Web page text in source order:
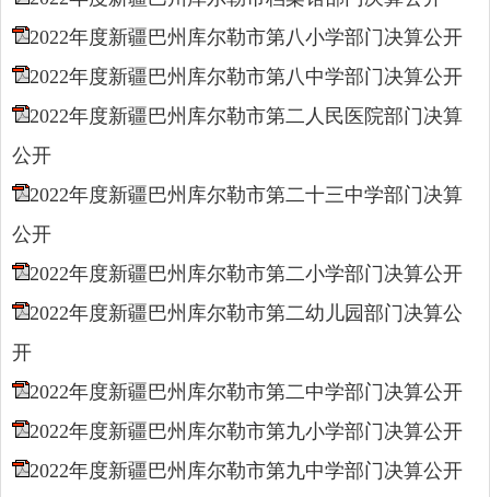
2022年度新疆巴州库尔勒市第八小学部门决算公开
2022年度新疆巴州库尔勒市第八中学部门决算公开
2022年度新疆巴州库尔勒市第二人民医院部门决算
公开
2022年度新疆巴州库尔勒市第二十三中学部门决算
公开
2022年度新疆巴州库尔勒市第二小学部门决算公开
2022年度新疆巴州库尔勒市第二幼儿园部门决算公
开
2022年度新疆巴州库尔勒市第二中学部门决算公开
2022年度新疆巴州库尔勒市第九小学部门决算公开
2022年度新疆巴州库尔勒市第九中学部门决算公开